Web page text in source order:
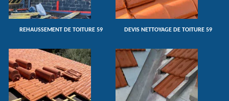
REHAUSSEMENT DE TOITURE 59 DEVIS NETTOYAGE DE TOITURE 59